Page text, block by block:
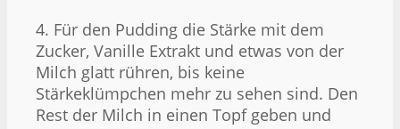
4. Für den Pudding die Stärke mit dem
Zucker, Vanille Extrakt und etwas von der
Milch glatt rühren, bis keine
Stärkeklümpchen mehr zu sehen sind. Den
Rest der Milch in einen Topf geben und